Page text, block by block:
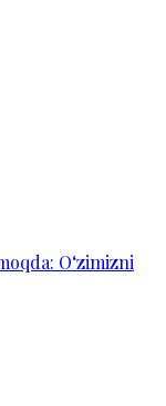
O‘zimizni